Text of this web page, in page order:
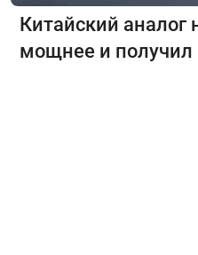
Китайский аналог
мощнее и